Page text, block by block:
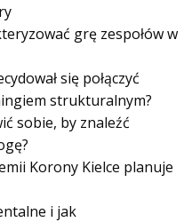
grę zespołów w
się połączyć
strukturalnym?
sobie, by znaleźć
Korony Kielce planuje
i jak